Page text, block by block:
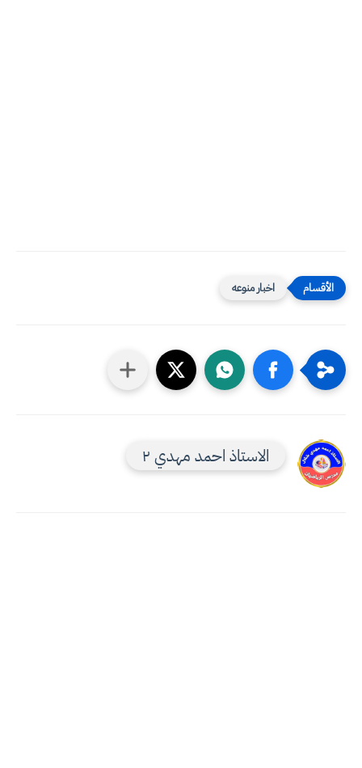
اخبار منوعه
الاستاذ احمد مهدي ٢